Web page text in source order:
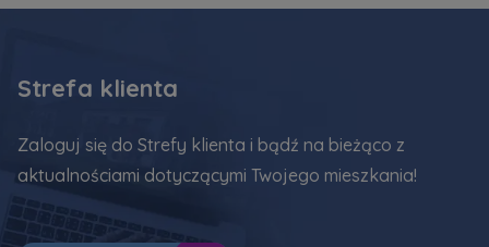
Strefa klienta
Zaloguj się do Strefy klienta i bądź na bieżąco z
aktualnościami dotyczącymi Twojego mieszkania!